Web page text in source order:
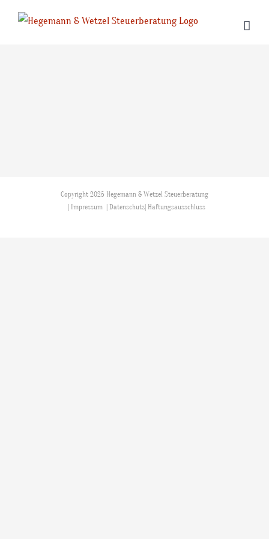
Inhalt
Copyright 2025 Hegemann & Wetzel Steuerberatung
Impressum| Datenschutz| Haftungsausschluss